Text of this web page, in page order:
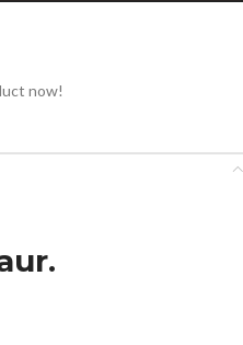
now!